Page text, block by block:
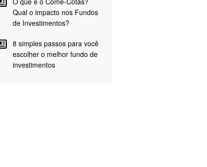
Qual o impacto nos Fundos
de Investimentos?
8 simples passos para você
escolher o melhor fundo de
investimentos